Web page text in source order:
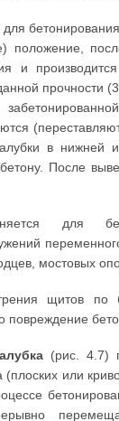
положение,
и
прочности
в нижней
После
для
мостовых
щитов по
повреждение
(рис. 4.7)
или